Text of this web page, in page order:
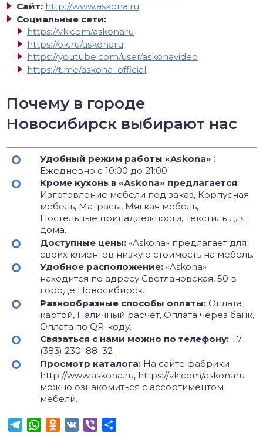
Сайт: http://www.askona.ru
Социальные сети:
https://vk.com/askonaru
https://ok.ru/askonaru
https://youtube.com/user/askonavideo
https://t.me/askona_official
Почему в городе
Новосибирск выбирают нас
Удобный режим работы «Askona» :
Ежедневно с 10:00 до 21:00.
Кроме кухонь в «Askona» предлагается:
Изготовление мебели под заказ, Корпусная
мебель, Матрасы, Мягкая мебель,
Постельные принадлежности, Текстиль для
дома.
Доступные цены: «Askona» предлагает для
своих клиентов низкую стоимость на мебель.
Удобное расположение: «Askona»
находится по адресу Светлановская, 50 в
городе Новосибирск.
Разнообразные способы оплаты: Оплата
картой, Наличный расчёт, Оплата через банк,
Оплата по QR-коду.
Связаться с нами можно по телефону: +7
(383) 230‒88‒32 .
Просмотр каталога: На сайте фабрики
http://www.askona.ru, https://vk.com/askonaru
можно ознакомиться с ассортиментом
мебели.
TelegramWhatsApp
Odnoklassniki
VK Viber